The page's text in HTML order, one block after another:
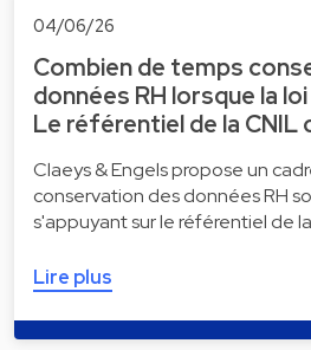
04/06/26
Combien de temps
données RH lorsque la
Le référentiel de la CNIL
Claeys & Engels propose un
conservation des données RH
s'appuyant sur le référentiel de
Lire plus